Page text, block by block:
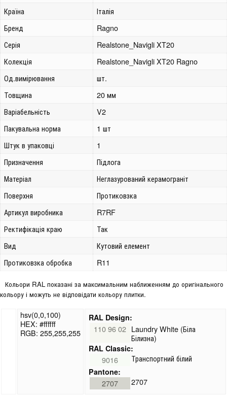
Країна
Італія
Бренд
Ragno
Серія
Realstone_Navigli XT20
Колекція
Realstone_Navigli XT20 Ragno
Од.вимірювання
шт.
Товщина
20 мм
Варіабельність
V2
Пакувальна норма
1 шт
Штук в упаковці
1
Призначення
Підлога
Матеріал
Неглазурований керамограніт
Поверхня
Протиковзка
Артикул виробника
R7RF
Ректифікація краю
Так
Вид
Кутовий елемент
Протиковзка обробка
R11
Кольори RAL показані за максимальним наближенням до оригінального
кольору і можуть не відповідати кольору плитки.
hsv(0,0,100)
HEX: #ffffff
RGB: 255,255,255
RAL Design:
110 96 02 Laundry White (Біла
Білизна)
RAL Classic:
9016 Транспортний білий
Pantone:
2707
2707